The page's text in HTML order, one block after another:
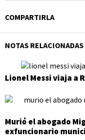
COMPARTIRLA
NOTAS RELACIONADAS
Lionel Messi viaja a
Murió el abogado
exfuncionario